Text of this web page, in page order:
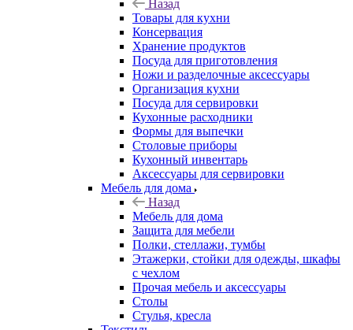
Назад
Товары для кухни
Консервация
Хранение продуктов
Посуда для приготовления
Ножи и разделочные аксессуары
Организация кухни
Посуда для сервировки
Кухонные расходники
Формы для выпечки
Столовые приборы
Кухонный инвентарь
Аксессуары для сервировки
Мебель для дома
Назад
Мебель для дома
Защита для мебели
Полки, стеллажи, тумбы
Этажерки, стойки для одежды, шкафы
с чехлом
Прочая мебель и аксессуары
Столы
Стулья, кресла